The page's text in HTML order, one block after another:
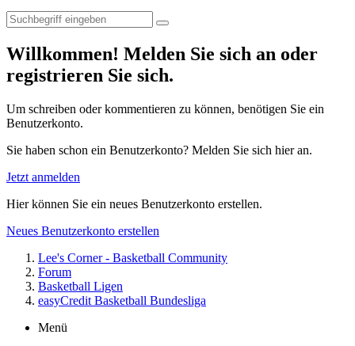
Willkommen! Melden Sie sich an oder
registrieren Sie sich.
Um schreiben oder kommentieren zu können, benötigen Sie ein
Benutzerkonto.
Sie haben schon ein Benutzerkonto? Melden Sie sich hier an.
Jetzt anmelden
Hier können Sie ein neues Benutzerkonto erstellen.
Neues Benutzerkonto erstellen
Lee's Corner - Basketball Community
Forum
Basketball Ligen
easyCredit Basketball Bundesliga
Menü